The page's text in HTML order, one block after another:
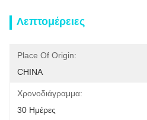
Λεπτομέρειες
Place Of Origin:
CHINA
Χρονοδιάγραμμα:
30 Ημέρες